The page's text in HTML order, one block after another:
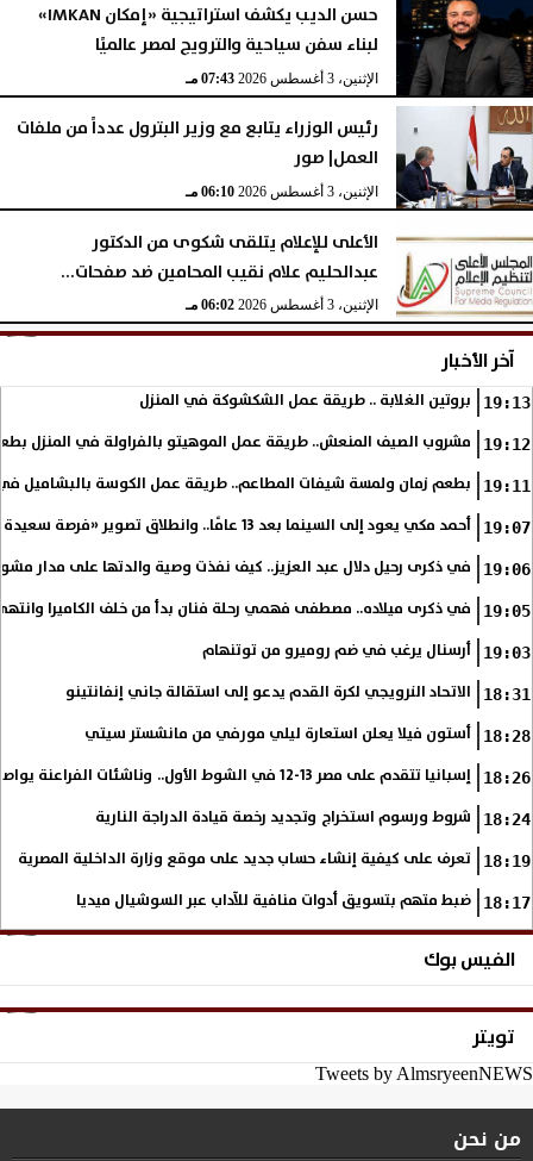
حسن الديب يكشف استراتيجية «إمكان IMKAN»
لبناء سفن سياحية والترويج لمصر عالميًا
الإثنين، 3 أغسطس 2026 07:43 مـ
رئيس الوزراء يتابع مع وزير البترول عدداً من ملفات
العمل| صور
الإثنين، 3 أغسطس 2026 06:10 مـ
الأعلى للإعلام يتلقى شكوى من الدكتور
عبدالحليم علام نقيب المحامين ضد صفحات...
الإثنين، 3 أغسطس 2026 06:02 مـ
آخر الأخبار
19:13 بروتين الغلابة .. طريقة عمل الشكشوكة في المنزل
19:12 مشروب الصيف المنعش.. طريقة عمل الموهيتو بالفراولة في المنزل
19:11 بطعم زمان ولمسة شيفات المطاعم.. طريقة عمل الكوسة بالبشاميل
19:07 أحمد مكي يعود إلى السينما بعد 13 عامًا.. وانطلاق تصوير «فرصة سعيدة»
19:06 في ذكرى رحيل دلال عبد العزيز.. كيف نفذت وصية والدتها على مدار
19:05 في ذكرى ميلاده.. مصطفى فهمي رحلة فنان بدأ من خلف الكاميرا وانتهى
19:03 أرسنال يرغب في ضم روميرو من توتنهام
18:31 الاتحاد النرويجي لكرة القدم يدعو إلى استقالة جاني إنفانتينو
18:28 أستون فيلا يعلن استعارة ليلي مورفي من مانشستر سيتي
18:26 إسبانيا تتقدم على مصر 13-12 في الشوط الأول.. وناشئات الفراعنة يواصلن حلم بلوغ نهائي مونديال اليد
18:24 شروط ورسوم استخراج وتجديد رخصة قيادة الدراجة النارية
18:19 تعرف على كيفية إنشاء حساب جديد على موقع وزارة الداخلية المصرية
18:17 ضبط متهم بتسويق أدوات منافية للآداب عبر السوشيال ميديا
الفيس بوك
تويتر
Tweets by AlmsryeenNEWS
من نحن